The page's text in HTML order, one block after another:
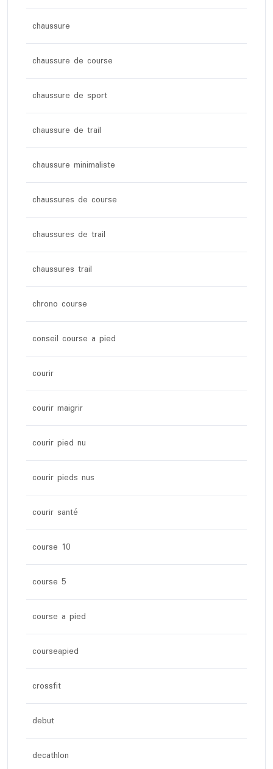
chaussure
chaussure de course
chaussure de sport
chaussure de trail
chaussure minimaliste
chaussures de course
chaussures de trail
chaussures trail
chrono course
conseil course a pied
courir
courir maigrir
courir pied nu
courir pieds nus
courir santé
course 10
course 5
course a pied
courseapied
crossfit
debut
decathlon